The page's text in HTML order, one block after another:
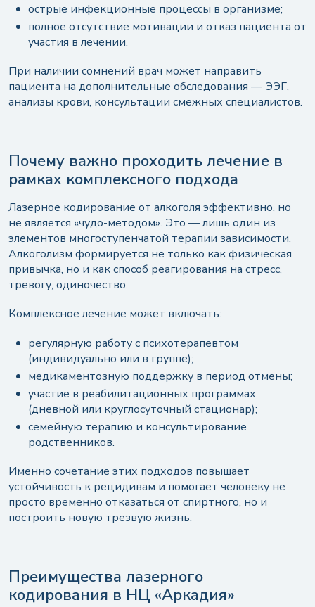
острые инфекционные процессы в организме;
полное отсутствие мотивации и отказ пациента от
участия в лечении.
При наличии сомнений врач может направить
пациента на дополнительные обследования — ЭЭГ,
анализы крови, консультации смежных специалистов.
Почему важно проходить лечение в
рамках комплексного подхода
Лазерное кодирование от алкоголя эффективно, но
не является «чудо-методом». Это — лишь один из
элементов многоступенчатой терапии зависимости.
Алкоголизм формируется не только как физическая
привычка, но и как способ реагирования на стресс,
тревогу, одиночество.
Комплексное лечение может включать:
регулярную работу с психотерапевтом
(индивидуально или в группе);
медикаментозную поддержку в период отмены;
участие в реабилитационных программах
(дневной или круглосуточный стационар);
семейную терапию и консультирование
родственников.
Именно сочетание этих подходов повышает
устойчивость к рецидивам и помогает человеку не
просто временно отказаться от спиртного, но и
построить новую трезвую жизнь.
Преимущества лазерного
кодирования в НЦ «Аркадия»